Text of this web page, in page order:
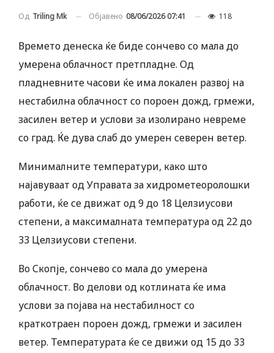
Од Triling Mk Објавено 08/06/2026 07:41 118
Времето денеска ќе биде сончево со мала до
умерена облачност претпладне. Од
пладневните часови ќе има локален развој на
нестабилна облачност со пороен дожд, грмежи,
засилен ветер и услови за изолирано невреме
со град. Ќе дува слаб до умерен северeн ветер.
Минималните температури, како што
најавуваат од Управата за хидрометеоролошки
работи, ќе се движат од 9 до 18 Целзиусови
степени, а максималната температура од 22 до
33 Целзиусови степени.
Во Скопје, сончево со мала до умерена
облачност. Во делови од котлината ќе има
услови за појава на нестабилност со
краткотраен пороен дожд, грмежи и засилен
ветер. Температурата ќе се движи од 15 до 33